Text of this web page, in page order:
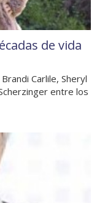
de vida
Carlile, Sheryl
entre los